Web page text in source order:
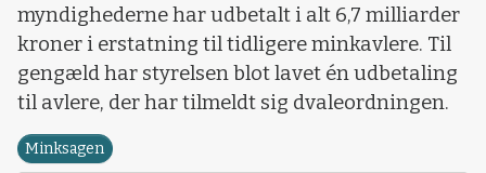
myndighederne har udbetalt i alt 6,7 milliarder
kroner i erstatning til tidligere minkavlere. Til
gengæld har styrelsen blot lavet én udbetaling
til avlere, der har tilmeldt sig dvaleordningen.
Minksagen